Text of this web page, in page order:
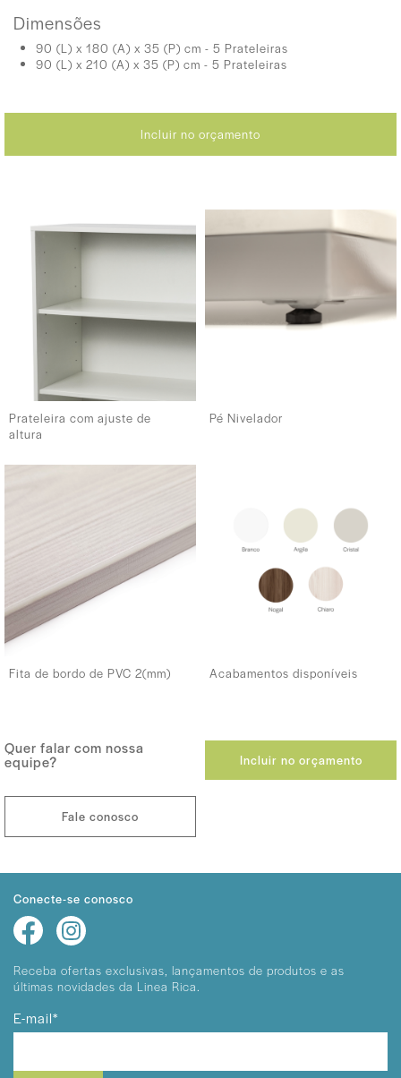
Dimensões
90 (L) x 180 (A) x 35 (P) cm - 5 Prateleiras
90 (L) x 210 (A) x 35 (P) cm - 5 Prateleiras
Incluir no orçamento
Prateleira com ajuste de
altura
Pé Nivelador
Fita de bordo de PVC 2(mm) Acabamentos disponíveis
Quer falar com nossa
equipe?
Fale conosco
Incluir no orçamento
Conecte-se conosco
Receba ofertas exclusivas, lançamentos de produtos e as
últimas novidades da Linea Rica.
E-mail*